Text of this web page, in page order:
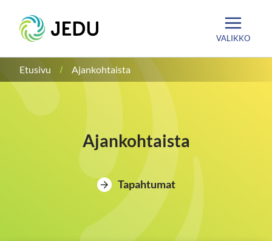
sisältöön
Etusivu
VALIKKO
Etusivu Ajankohtaista
Ajankohtaista
Tapahtumat